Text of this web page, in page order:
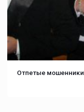
Отпетые мошенники